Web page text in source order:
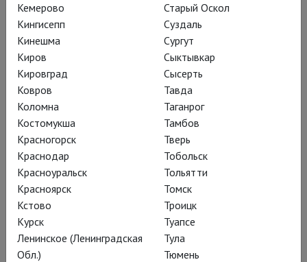
Почти все главные современные
постановки великой русской драмы о
прекрасной девице Ларисе
Дмитриевне, её неслучившемся
браке с душнилой-чиновником
Юлием Капитонычем, корыстной
маменьке Харите Игнатьевне и
вожделеющих девичьих тела и души
грубых купцах – миллионщиках
Кемерово
Кингисепп
Кинешма
Киров
Кировград
Ковров
Коломна
Костомукша
Красногорск
Краснодар
Красноуральск
Красноярск
Кстово
Курск
Ленинское (Ленинградская
Обл.)
Старый Оскол
Суздаль
Сургут
Сыктывкар
Сысерть
Тавда
Таганрог
Тамбов
Тверь
Тобольск
Тольятти
Томск
Троицк
Туапсе
Тула
Тюмень